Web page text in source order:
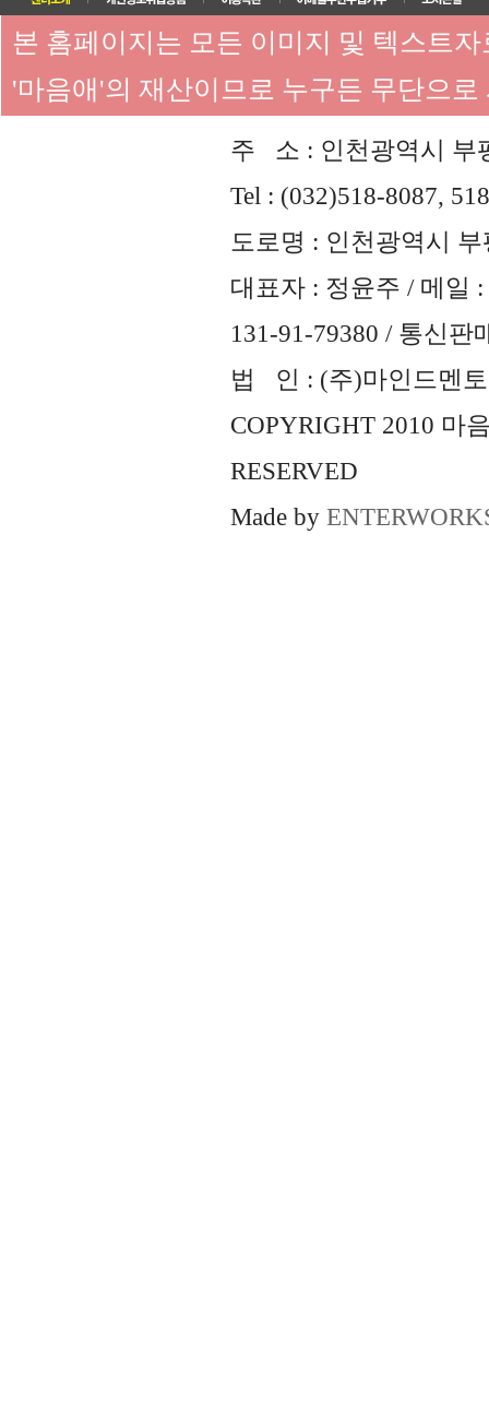
본 홈페이지는 모든 이미지 및 텍스트
'마음애'의 재산이므로 누구든 무단으
주 소 : 인천광역시 부
Tel : (032)518-8087,
도로명 : 인천광역시
대표자 : 정윤주 / 메일 :
131-91-79380 / 통신판
법 인 : (주)마인드멘토
COPYRIGHT 2010 마
RESERVED
Made by